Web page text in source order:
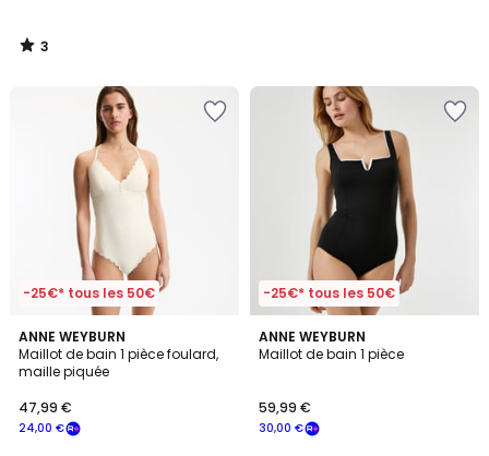
3
/
-25€* tous les 50€
ANNE WEYBURN
Maillot de bain 1 pièce foulard,
maille piquée
24,00 €
47,99 €
4
/
5
-25€* tous les 50€
ANNE WEYBURN
Maillot de bain 1 pièce
30,00 €
59,99 €
4,5
/ 5